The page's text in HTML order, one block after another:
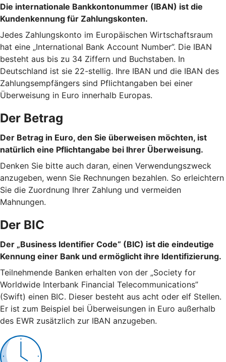
Die internationale Bankkontonummer (IBAN) ist die
Kundenkennung für Zahlungskonten.
Jedes Zahlungskonto im Europäischen Wirtschaftsraum
hat eine „International Bank Account Number”. Die IBAN
besteht aus bis zu 34 Ziffern und Buchstaben. In
Deutschland ist sie 22-stellig. Ihre IBAN und die IBAN des
Zahlungsempfängers sind Pflichtangaben bei einer
Überweisung in Euro innerhalb Europas.
Der Betrag
Der Betrag in Euro, den Sie überweisen möchten, ist
natürlich eine Pflichtangabe bei Ihrer Überweisung.
Denken Sie bitte auch daran, einen Verwendungszweck
anzugeben, wenn Sie Rechnungen bezahlen. So erleichtern
Sie die Zuordnung Ihrer Zahlung und vermeiden
Mahnungen.
Der BIC
Der „Business Identifier Code“ (BIC) ist die eindeutige
Kennung einer Bank und ermöglicht ihre Identifizierung.
Teilnehmende Banken erhalten von der „Society for
Worldwide Interbank Financial Telecommunications”
(Swift) einen BIC. Dieser besteht aus acht oder elf Stellen.
Er ist zum Beispiel bei Überweisungen in Euro außerhalb
des EWR zusätzlich zur IBAN anzugeben.